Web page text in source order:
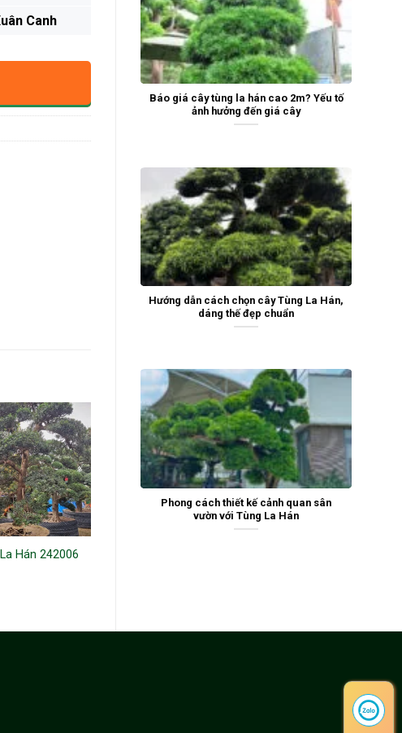
Báo giá cây tùng la hán cao 2m? Yếu tố
ảnh hưởng đến giá cây
Hướng dẫn cách chọn cây Tùng La Hán,
dáng thế đẹp chuẩn
Phong cách thiết kế cảnh quan sân
vườn với Tùng La Hán
Canh
Hán 242006